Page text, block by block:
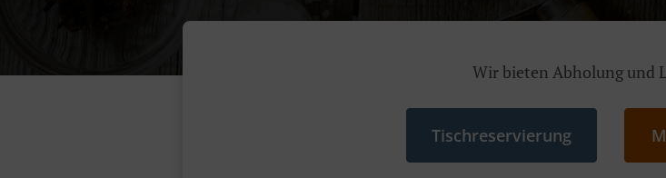
Wir bieten Abholung und
Tischreservierung